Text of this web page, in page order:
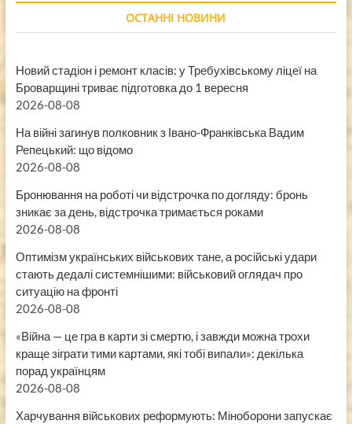
ОСТАННІ НОВИНИ
Новий стадіон і ремонт класів: у Требухівському ліцеї на
Броварщині триває підготовка до 1 вересня
2026-08-08
На війні загинув полковник з Івано-Франківська Вадим
Репецький: що відомо
2026-08-08
Бронювання на роботі чи відстрочка по догляду: бронь
зникає за день, відстрочка тримається роками
2026-08-08
Оптимізм українських військових тане, а російські удари
стають дедалі системнішими: військовий оглядач про
ситуацію на фронті
2026-08-08
«Війна — це гра в карти зі смертю, і завжди можна трохи
краще зіграти тими картами, які тобі випали»: декілька
порад українцям
2026-08-08
Харчування військових реформують: Міноборони запускає